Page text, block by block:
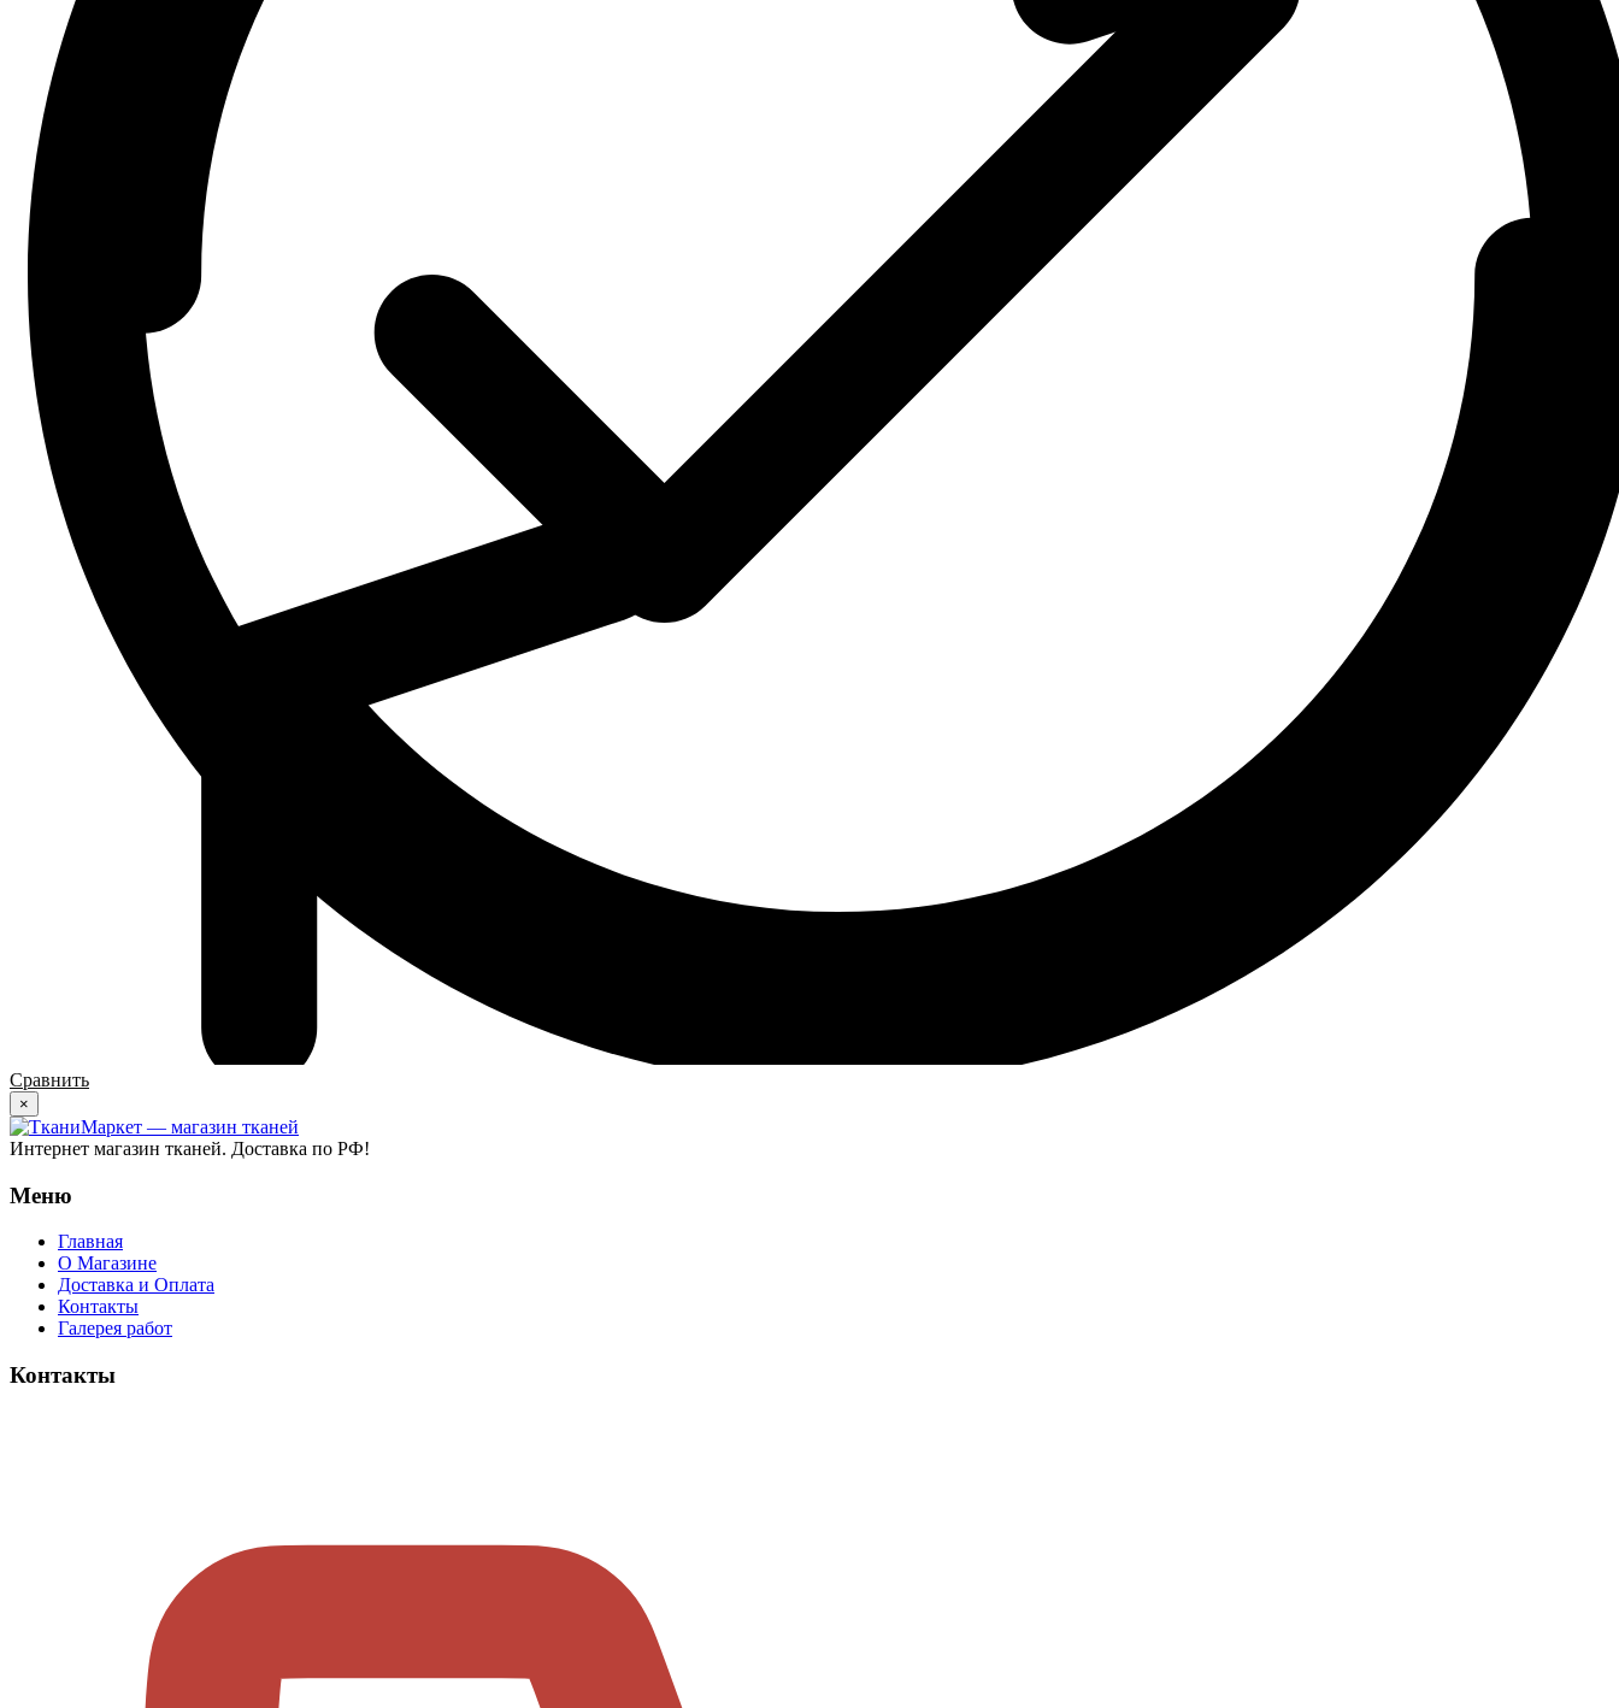
Сравнить
×
Интернет магазин тканей. Доставка по РФ!
Меню
Главная
О Магазине
Доставка и Оплата
Контакты
Галерея работ
Контакты